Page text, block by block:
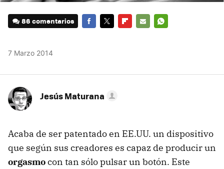
86 comentarios
7 Marzo 2014
Jesús Maturana
Acaba de ser patentado en EE.UU. un dispositivo
que según sus creadores es capaz de producir un
orgasmocon tan sólo pulsar un botón. Este